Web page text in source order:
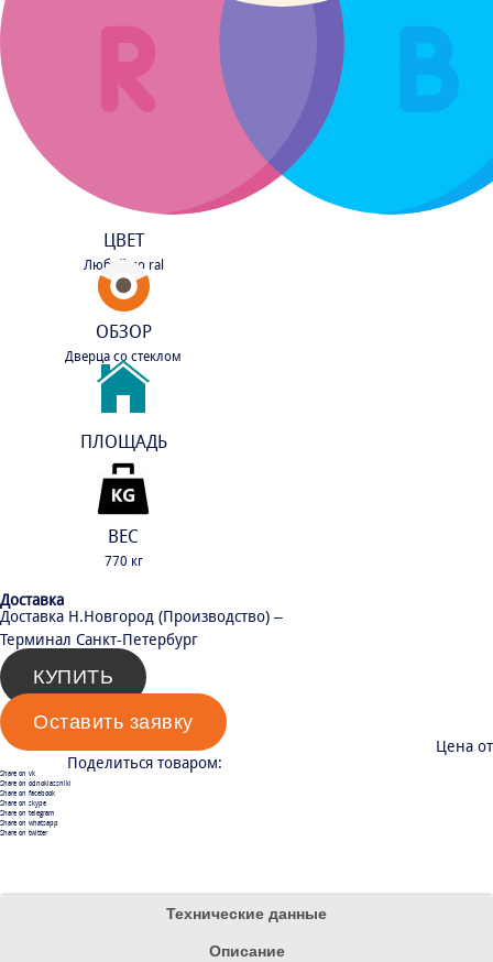
ЦВЕТ
Любой по ral
ОБЗОР
Дверца со стеклом
ПЛОЩАДЬ
30 м²
ВЕС
770 кг
Доставка
Доставка Н.Новгород (Производство) –
Терминал Санкт-Петербург
КУПИТЬ
Оставить заявку
Цена от
Поделиться товаром:
Share on vk
Share on odnoklassniki
Share on facebook
Share on skype
Share on telegram
Share on whatsapp
Share on twitter
Технические данные
Описание